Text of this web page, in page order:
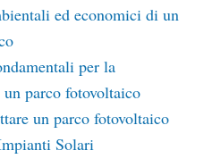
ed economici di un
per la
parco fotovoltaico
un parco fotovoltaico
Solari